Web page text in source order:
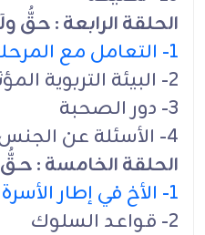
الحلقة الرابعة : حقُّ
1- التعامل مع المرحلة العمرية للولد
2- البيئة التربوية المؤثرة
3- دور الصحبة
4- الأسئلة عن الجنس
الحلقة الخامسة : حـقُّ
1- الأخ في إطار الأسرة
2- قواعد السلوك